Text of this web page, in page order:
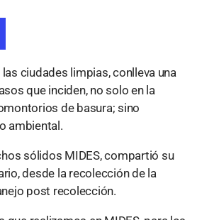
ciudades limpias, conlleva una
que inciden, no solo en la
de basura; sino
ambiental.
sólidos MIDES, compartió su
desde la recolección de la
post recolección.